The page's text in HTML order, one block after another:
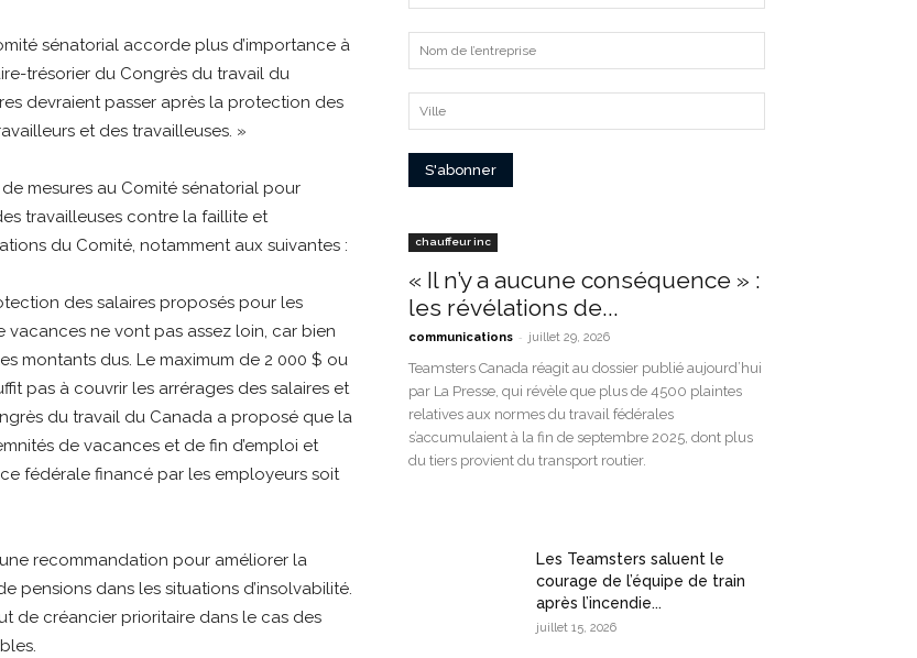
sénatorial accorde plus d’importance à
trésorier du Congrès du travail du
devraient passer après la protection des
et des travailleuses. »
mesures au Comité sénatorial pour
travailleuses contre la faillite et
du Comité, notamment aux suivantes :
des salaires proposés pour les
vacances ne vont pas assez loin, car bien
montants dus. Le maximum de 2 000 $ ou
pas à couvrir les arrérages des salaires et
du travail du Canada a proposé que la
de vacances et de fin d’emploi et
fédérale financé par les employeurs soit
recommandation pour améliorer la
pensions dans les situations d’insolvabilité.
de créancier prioritaire dans le cas des
chauffeur inc
« Il n’y a aucune conséquence » :
les révélations de...
communications - juillet 29, 2026
Teamsters Canada réagit au dossier publié aujourd’hui
par La Presse, qui révèle que plus de 4500 plaintes
relatives aux normes du travail fédérales
s’accumulaient à la fin de septembre 2025, dont plus
du tiers provient du transport routier.
Les Teamsters saluent le
courage de l’équipe de train
après l’incendie...
juillet 15, 2026